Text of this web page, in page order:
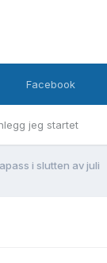
jeg startet
Facebook
i slutten av juli